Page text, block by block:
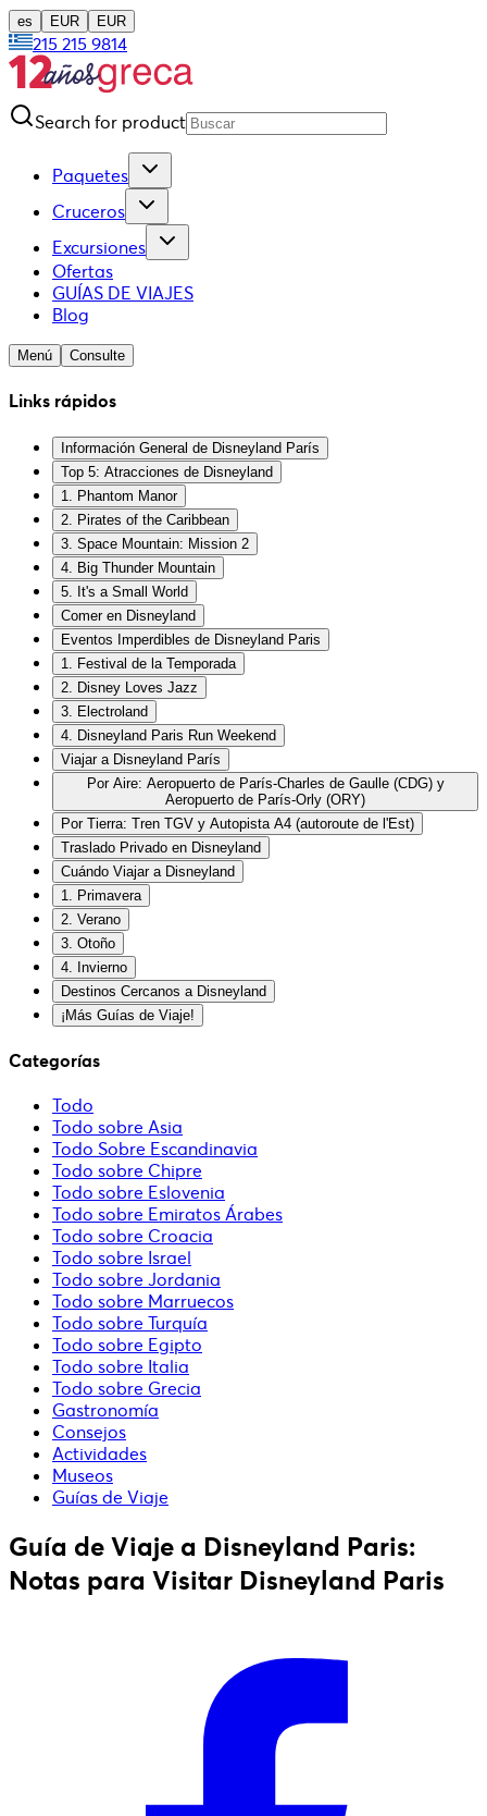
es EUR EUR
215 215 9814
Search for product
Paquetes
Cruceros
Excursiones
Ofertas
GUÍAS DE VIAJES
Blog
Menú Consulte
Links rápidos
Información General de Disneyland París
Top 5: Atracciones de Disneyland
1. Phantom Manor
2. Pirates of the Caribbean
3. Space Mountain: Mission 2
4. Big Thunder Mountain
5. It's a Small World
Comer en Disneyland
Eventos Imperdibles de Disneyland Paris
1. Festival de la Temporada
2. Disney Loves Jazz
3. Electroland
4. Disneyland Paris Run Weekend
Viajar a Disneyland París
Por Aire: Aeropuerto de París-Charles de Gaulle (CDG) y
Aeropuerto de París-Orly (ORY)
Por Tierra: Tren TGV y Autopista A4 (autoroute de l'Est)
Traslado Privado en Disneyland
Cuándo Viajar a Disneyland
1. Primavera
2. Verano
3. Otoño
4. Invierno
Destinos Cercanos a Disneyland
¡Más Guías de Viaje!
Categorías
Todo
Todo sobre Asia
Todo Sobre Escandinavia
Todo sobre Chipre
Todo sobre Eslovenia
Todo sobre Emiratos Árabes
Todo sobre Croacia
Todo sobre Israel
Todo sobre Jordania
Todo sobre Marruecos
Todo sobre Turquía
Todo sobre Egipto
Todo sobre Italia
Todo sobre Grecia
Gastronomía
Consejos
Actividades
Museos
Guías de Viaje
Guía de Viaje a Disneyland Paris:
Notas para Visitar Disneyland Paris